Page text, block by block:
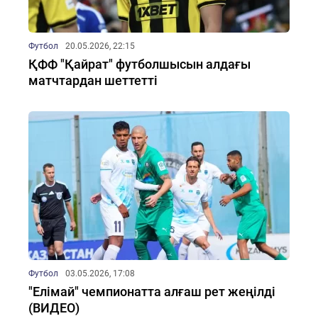
Футбол 20.05.2026, 22:15
ҚФФ "Қайрат" футболшысын алдағы
матчтардан шеттетті
Футбол 03.05.2026, 17:08
"Елімай" чемпионатта алғаш рет жеңілді
(ВИДЕО)